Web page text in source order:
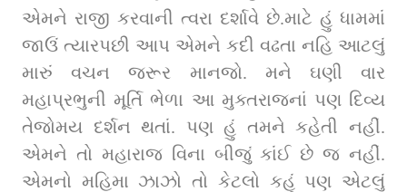
એમને રાજી કરવાની ત્વરા દર્શાવે છે.માટે હું ધામમાં
જાઉં ત્યારપછી આપ એમને કદી વઢતા નહિ આટલું
મારું વચન જરૂર માનજો. મને ઘણી વાર
મહાપ્રભુની મૂર્તિ ભેળા આ મુક્તરાજનાં પણ દિવ્ય
તેજોમય દર્શન થતાં. પણ હું તમને કહેતી નહીં.
એમને તો મહારાજ વિના બીજું કાંઈ છે જ નહીં.
એમનો મહિમા ઝાઝો તો કેટલો કહું પણ એટલું